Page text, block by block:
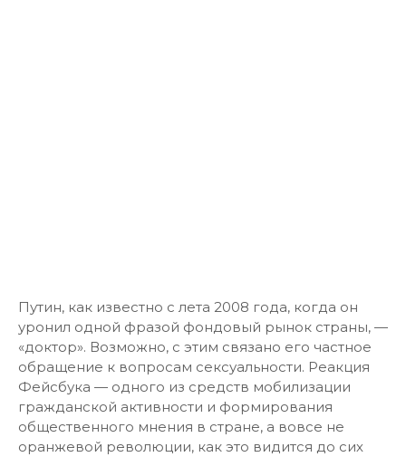
Путин, как известно с лета 2008 года, когда он
уронил одной фразой фондовый рынок страны, —
«доктор». Возможно, с этим связано его частное
обращение к вопросам сексуальности. Реакция
Фейсбука — одного из средств мобилизации
гражданской активности и формирования
общественного мнения в стране, а вовсе не
оранжевой революции, как это видится до сих